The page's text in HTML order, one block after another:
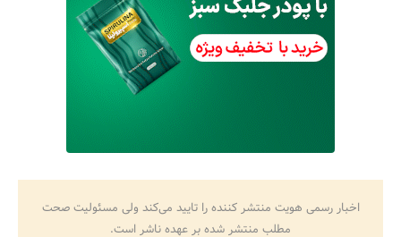
اخبار رسمی هویت منتشر کننده را تایید می‌کند ولی مسئولیت صحت
مطلب منتشر شده بر عهده ناشر است.